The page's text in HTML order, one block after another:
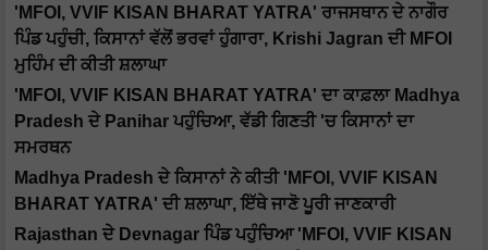
'MFOI, VVIF KISAN BHARAT YATRA' ਰਾਜਸਥਾਨ ਦੇ ਨਾਗੌਰ
ਪਿੰਡ ਪਹੁੰਚੀ, ਕਿਸਾਨਾਂ ਵੱਲੋਂ ਭਰਵਾਂ ਹੁੰਗਾਰਾ, Krishi Jagran ਦੀ MFOI
ਮੁਹਿੰਮ ਦੀ ਕੀਤੀ ਸ਼ਲਾਘਾ
'MFOI, VVIF KISAN BHARAT YATRA' ਦਾ ਕਾਫ਼ਲਾ Madhya
Pradesh ਦੇ Panihar ਪਹੁੰਚਿਆ, ਵੱਡੀ ਗਿਣਤੀ 'ਚ ਕਿਸਾਨਾਂ ਦਾ
ਸਮਰਥਨ
Madhya Pradesh ਦੇ ਕਿਸਾਨਾਂ ਨੇ ਕੀਤੀ 'MFOI, VVIF KISAN
BHARAT YATRA' ਦੀ ਸ਼ਲਾਘਾ, ਇੱਥੇ ਜਾਣੋ ਪੂਰੀ ਜਾਣਕਾਰੀ
Rajasthan ਦੇ Devnagar ਪਿੰਡ ਪਹੁੰਚਿਆ 'MFOI, VVIF KISAN